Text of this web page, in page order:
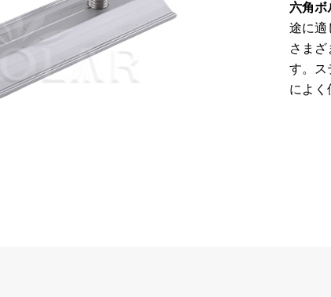
六角ボ
途に適
さま
す。ス
によく